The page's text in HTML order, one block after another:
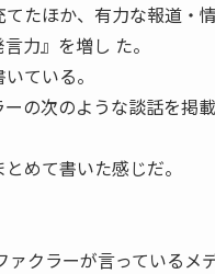
たほか、有力な報道・
力』を増し た。
ている。
の次のような談話を掲
めて書いた感じだ。
クラーが言っているメ